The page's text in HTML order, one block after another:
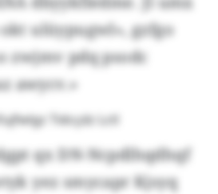
ulüypugwl», gzfgo
zwjmv pdq psodc
awycv.»
Tidcçdz Lctl
qx DN-Ncpdlhqdhqf
yez smycapr Kjsyq